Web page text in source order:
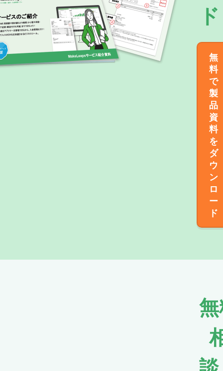
無
料
で
製
品
資
料
を
ダ
ウ
ン
ロ
ー
ド